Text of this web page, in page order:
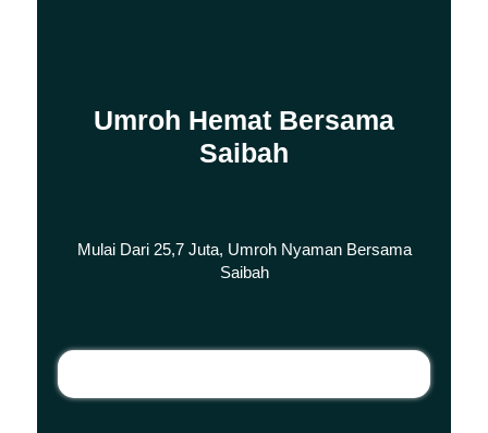
Umroh Hemat Bersama
Saibah
Mulai Dari 25,7 Juta, Umroh Nyaman Bersama
Saibah